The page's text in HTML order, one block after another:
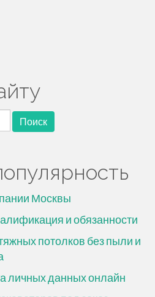
Москвы
и обязанности
потолков без пыли и
личных данных онлайн